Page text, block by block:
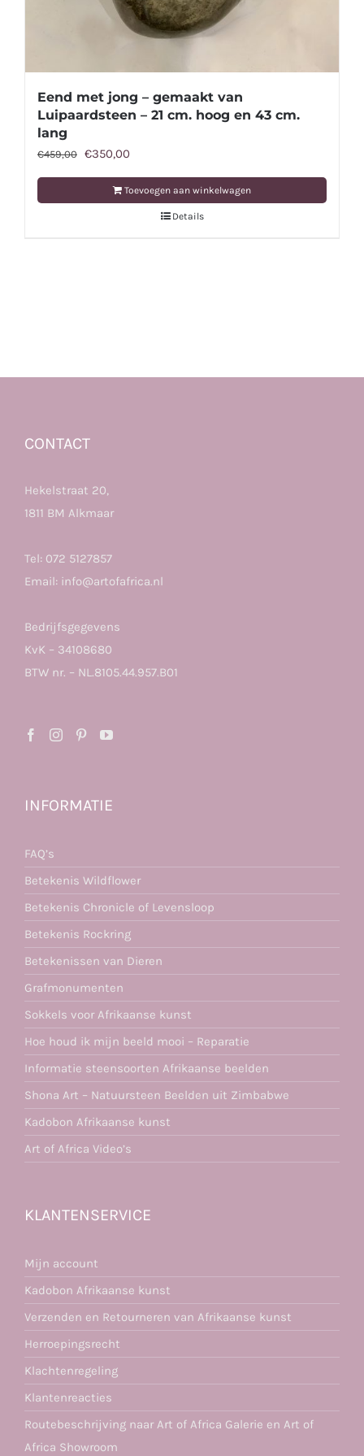
Eend met jong – gemaakt van
Luipaardsteen – 21 cm. hoog en 43 cm.
lang
€459,00 Oorspronkelijke
prijs
€350,00
prijs
€350,00.
Toevoegen aan winkelwagen
Details
CONTACT
Hekelstraat 20,
1811 BM Alkmaar
Tel: 072 5127857
Email: info@artofafrica.nl
Bedrijfsgegevens
KvK – 34108680
BTW nr. – NL.8105.44.957.B01
INFORMATIE
FAQ’s
Betekenis Wildflower
Betekenis Chronicle of Levensloop
Betekenis Rockring
Betekenissen van Dieren
Grafmonumenten
Sokkels voor Afrikaanse kunst
Hoe houd ik mijn beeld mooi – Reparatie
Informatie steensoorten Afrikaanse beelden
Shona Art – Natuursteen Beelden uit Zimbabwe
Kadobon Afrikaanse kunst
Art of Africa Video’s
KLANTENSERVICE
Mijn account
Kadobon Afrikaanse kunst
Verzenden en Retourneren van Afrikaanse kunst
Herroepingsrecht
Klachtenregeling
Klantenreacties
Routebeschrijving naar Art of Africa Galerie en Art of
Africa Showroom